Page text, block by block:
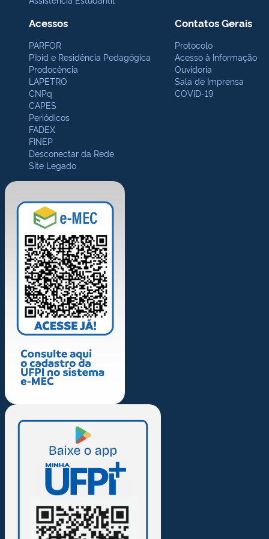
Acessos
PARFOR
Pibid e Residência Pedagógica
Prodocência
LAPETRO
CNPq
CAPES
Periódicos
FADEX
FINEP
Desconectar da Rede
Site Legado
Contatos Gerais
Protocolo
Acesso à Informação
Ouvidoria
Sala de Imprensa
COVID-19